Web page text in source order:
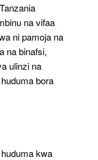
na vifaa
ni pamoja na
na binafsi,
ulinzi na
bora
kwa